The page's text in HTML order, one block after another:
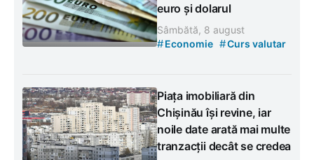
euro și dolarul
Sâmbătă, 8 august
#Economie #Curs valutar
Piața imobiliară din
Chișinău își revine, iar
noile date arată mai multe
tranzacții decât se credea